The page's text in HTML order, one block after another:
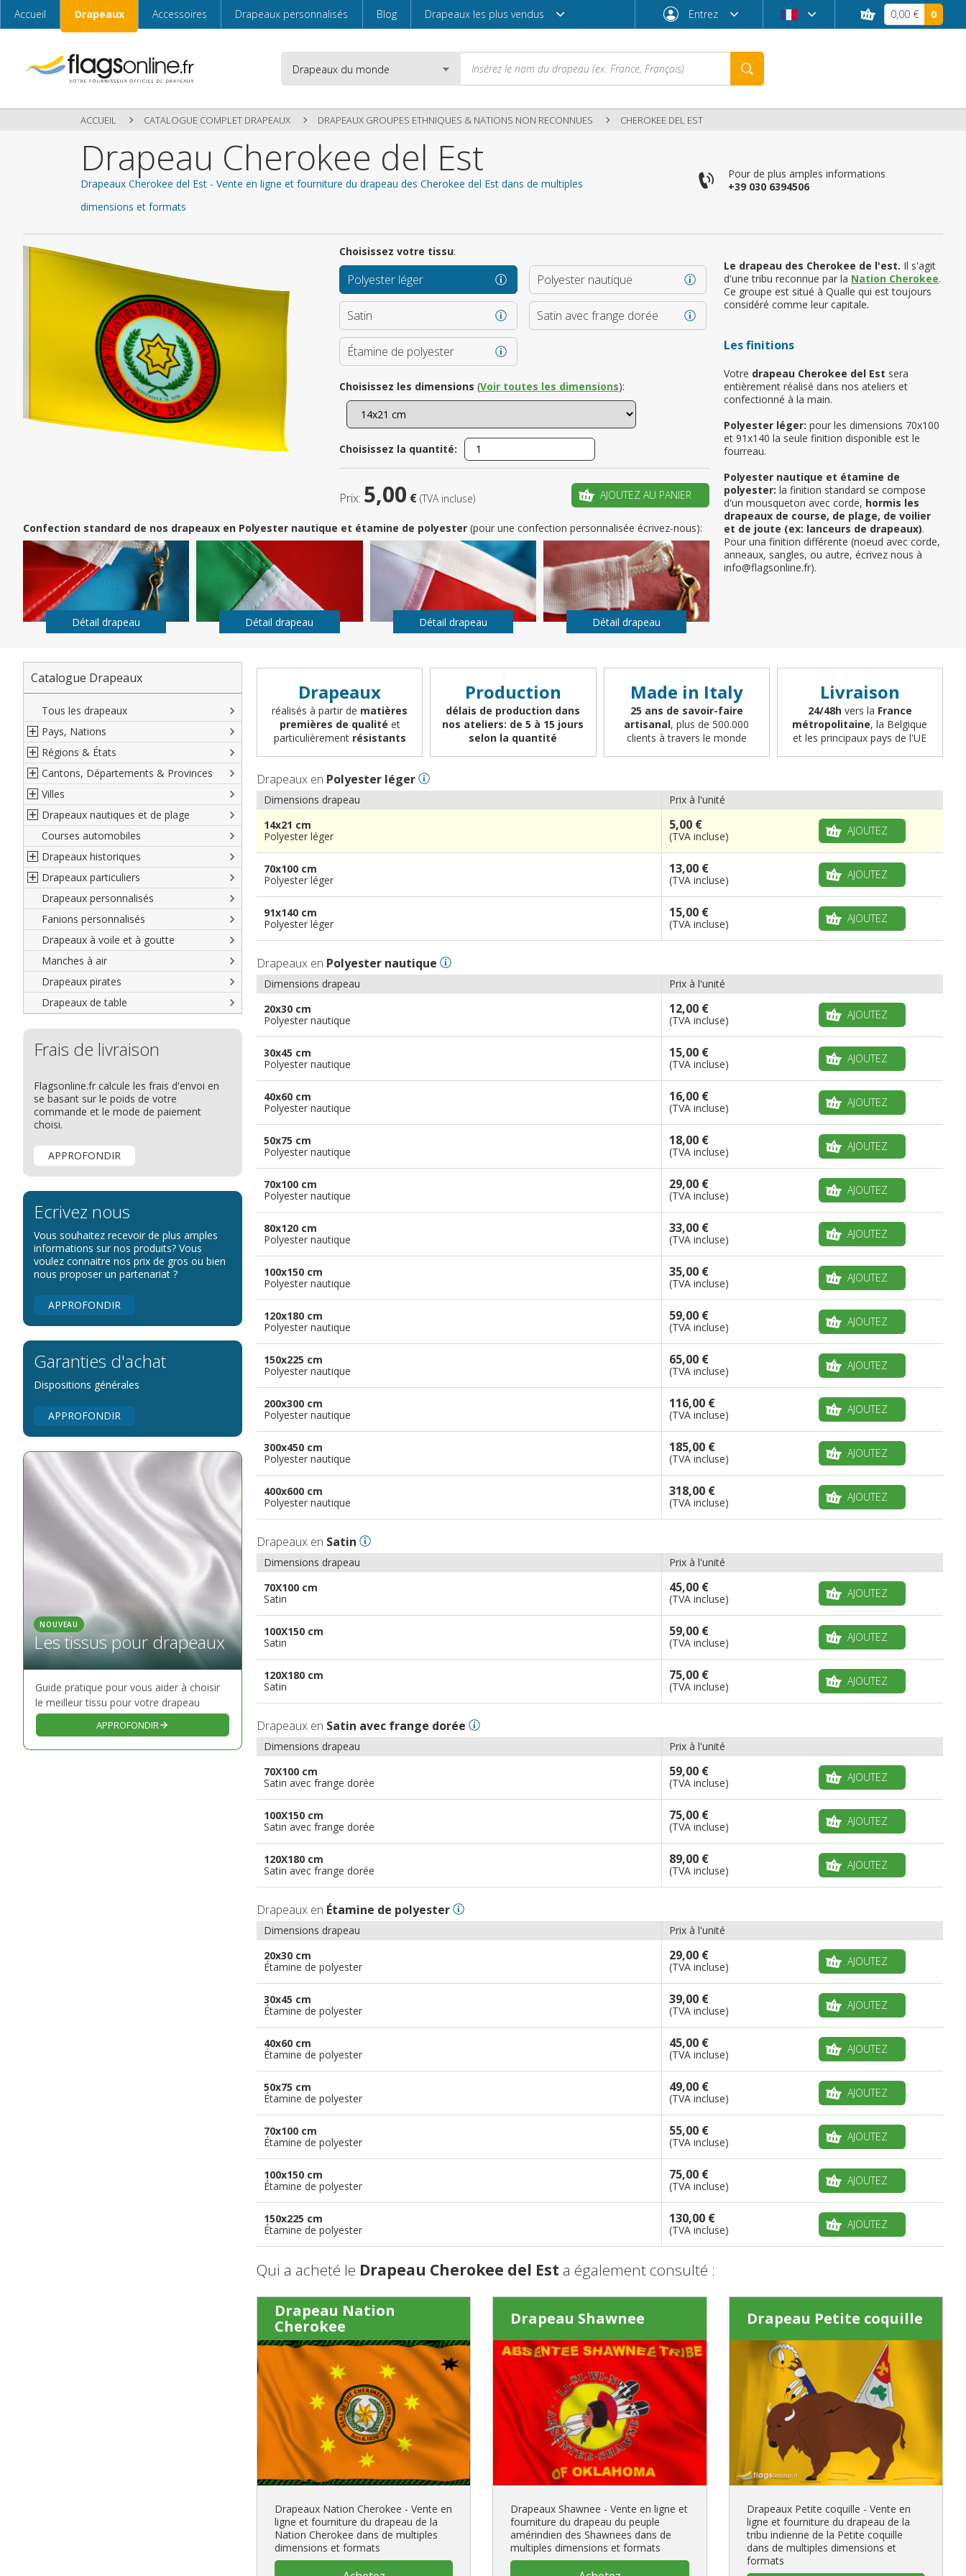
Accueil Drapeaux Accessoires Drapeaux personnalisés Blog Drapeaux les plus vendus Entrez
Email
Entrez Mot de passe oublié ?
Enregistrez vous si il s’agit de
votre première commande
CRÉER UN NOUVEAU COMPTE
0,00 € 0
ACCUEIL CATALOGUE COMPLET DRAPEAUX DRAPEAUX GROUPES ETHNIQUES & NATIONS NON RECONNUES CHEROKEE DEL EST
Drapeau Cherokee del Est
Drapeaux Cherokee del Est - Vente en ligne et fourniture du drapeau des Cherokee del Est dans de multiples
dimensions et formats
Pour de plus amples informations
+39 030 6394506
Le drapeau des Cherokee de l'est. Il s'agit
d'une tribu reconnue par la Nation Cherokee.
Ce groupe est situé à Qualle qui est toujours
considéré comme leur capitale.
Les finitions
Votre drapeau Cherokee del Est sera
entièrement réalisé dans nos ateliers et
confectionné à la main.
Polyester léger: pour les dimensions 70x100
et 91x140 la seule finition disponible est le
fourreau.
Polyester nautique et étamine de
polyester: la finition standard se compose
d'un mousqueton avec corde, hormis les
drapeaux de course, de plage, de voilier
et de joute (ex: lanceurs de drapeaux).
Pour una finition différente (noeud avec corde,
anneaux, sangles, ou autre, écrivez nous à
info@flagsonline.fr).
Choisissez votre tissu:
Polyester léger Polyester nautique
Satin Satin avec frange dorée
Étamine de polyester
Choisissez les dimensions (Voir toutes les dimensions):
Choisissez la quantité:
Prix: 5,00 € (TVA incluse) AJOUTEZ AU PANIER
Confection standard de nos drapeaux en Polyester nautique et étamine de polyester (pour une confection personnalisée écrivez-nous):
Détail drapeau Détail drapeau Détail drapeau Détail drapeau
Catalogue Drapeaux
Tous les drapeaux
Pays, Nations
Amérique du Nord
Amérique du Sud
Europe
Afrique
Asie
Océanie
Régions & États
Régions françaises
Régions allemandes
Régions autrichiennes
Régions espagnoles
Régions italiennes
Territoires canadiens
Etats U.S.A.
Régions reste du monde
Cantons, Départements & Provinces
Départements français
DOM-TOM français
Comtés anglais
Territoires britanniques d'outre mer
Provinces espagnoles
Provinces italiennes
Provinces néerlandaises
Cantons suisses
Provinces reste du monde
Villes
Villes françaises
Villes allemandes
Villes espagnoles
Villes italiennes
Villes reste du monde
Drapeaux nautiques et de plage
Marines marchandes et militaires
Code maritime international
Grand pavois
Drapeaux de plage
Drapeaux de courtoisie
Courses automobiles
Drapeaux historiques
Américains
Britanniques
Français
Italiens
Reste du monde
Drapeaux particuliers
Drapeaux diplomatiques
Drapeaux organisations
internationales
Drapeaux publicitaires
Drapeaux groupes ethniques &
nations non reconnues
Drapeaux personnalisés
Fanions personnalisés
Drapeaux à voile et à goutte
Manches à air
Drapeaux pirates
Drapeaux de table
Frais de livraison
Flagsonline.fr calcule les frais d'envoi en
se basant sur le poids de votre
commande et le mode de paiement
choisi.
APPROFONDIR
Ecrivez nous
Vous souhaitez recevoir de plus amples
informations sur nos produits? Vous
voulez connaitre nos prix de gros ou bien
nous proposer un partenariat ?
APPROFONDIR
Garanties d'achat
Dispositions générales
APPROFONDIR
NOUVEAU
Les tissus pour drapeaux
Guide pratique pour vous aider à choisir
le meilleur tissu pour votre drapeau
APPROFONDIR
Drapeaux
réalisés à partir de matières
premières de qualité et
particulièrement résistants
Production
délais de production dans
nos ateliers: de 5 à 15 jours
selon la quantité
Made in Italy
25 ans de savoir-faire
artisanal, plus de 500.000
clients à travers le monde
Livraison
24/48hvers la France
métropolitaine, la Belgique
et les principaux pays de l'UE
Drapeaux en Polyester léger
Dimensions drapeau
Prix à l'unité
14x21 cm
Polyester léger
5,00 €
(TVA incluse) AJOUTEZ
70x100 cm
Polyester léger
13,00 €
(TVA incluse) AJOUTEZ
91x140 cm
Polyester léger
15,00 €
(TVA incluse) AJOUTEZ
Drapeaux en Polyester nautique
Dimensions drapeau
Prix à l'unité
20x30 cm
Polyester nautique
12,00 €
(TVA incluse) AJOUTEZ
30x45 cm
Polyester nautique
15,00 €
(TVA incluse) AJOUTEZ
40x60 cm
Polyester nautique
16,00 €
(TVA incluse) AJOUTEZ
50x75 cm
Polyester nautique
18,00 €
(TVA incluse) AJOUTEZ
70x100 cm
Polyester nautique
29,00 €
(TVA incluse) AJOUTEZ
80x120 cm
Polyester nautique
33,00 €
(TVA incluse) AJOUTEZ
100x150 cm
Polyester nautique
35,00 €
(TVA incluse) AJOUTEZ
120x180 cm
Polyester nautique
59,00 €
(TVA incluse) AJOUTEZ
150x225 cm
Polyester nautique
65,00 €
(TVA incluse) AJOUTEZ
200x300 cm
Polyester nautique
116,00 €
(TVA incluse) AJOUTEZ
300x450 cm
Polyester nautique
185,00 €
(TVA incluse) AJOUTEZ
400x600 cm
Polyester nautique
318,00 €
(TVA incluse) AJOUTEZ
Drapeaux en Satin
Dimensions drapeau
Prix à l'unité
70X100 cm
Satin
45,00 €
(TVA incluse) AJOUTEZ
100X150 cm
Satin
59,00 €
(TVA incluse) AJOUTEZ
120X180 cm
Satin
75,00 €
(TVA incluse) AJOUTEZ
Drapeaux en Satin avec frange dorée
Dimensions drapeau
Prix à l'unité
70X100 cm
Satin avec frange dorée
59,00 €
(TVA incluse) AJOUTEZ
100X150 cm
Satin avec frange dorée
75,00 €
(TVA incluse) AJOUTEZ
120X180 cm
Satin avec frange dorée
89,00 €
(TVA incluse) AJOUTEZ
Drapeaux en Étamine de polyester
Dimensions drapeau
Prix à l'unité
20x30 cm
Étamine de polyester
29,00 €
(TVA incluse) AJOUTEZ
30x45 cm
Étamine de polyester
39,00 €
(TVA incluse) AJOUTEZ
40x60 cm
Étamine de polyester
45,00 €
(TVA incluse) AJOUTEZ
50x75 cm
Étamine de polyester
49,00 €
(TVA incluse) AJOUTEZ
70x100 cm
Étamine de polyester
55,00 €
(TVA incluse) AJOUTEZ
100x150 cm
Étamine de polyester
75,00 €
(TVA incluse) AJOUTEZ
150x225 cm
Étamine de polyester
130,00 €
(TVA incluse) AJOUTEZ
Qui a acheté le Drapeau Cherokee del Est a également consulté :
Drapeau Nation
Cherokee
Drapeaux Nation Cherokee - Vente en
ligne et fourniture du drapeau de la
Nation Cherokee dans de multiples
dimensions et formats
Drapeau Shawnee
Drapeaux Shawnee - Vente en ligne et
fourniture du drapeau du peuple
amérindien des Shawnees dans de
multiples dimensions et formats
Drapeau Petite coquille
Drapeaux Petite coquille - Vente en
ligne et fourniture du drapeau de la
tribu indienne de la Petite coquille
dans de multiples dimensions et
formats